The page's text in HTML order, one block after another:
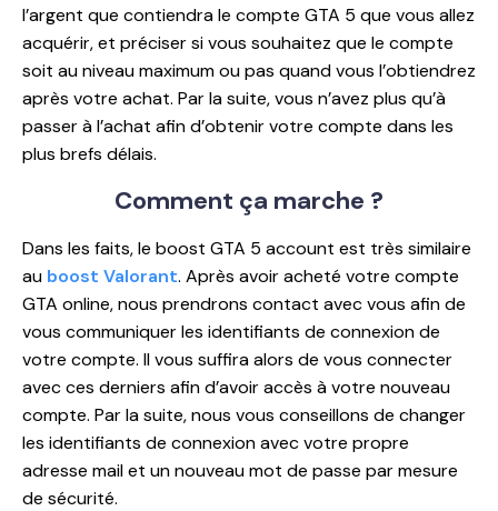
l’argent que contiendra le compte GTA 5 que vous allez
acquérir, et préciser si vous souhaitez que le compte
soit au niveau maximum ou pas quand vous l’obtiendrez
après votre achat. Par la suite, vous n’avez plus qu’à
passer à l’achat afin d’obtenir votre compte dans les
plus brefs délais.
Comment ça marche ?
Dans les faits, le boost GTA 5 account est très similaire
au boost Valorant. Après avoir acheté votre compte
GTA online, nous prendrons contact avec vous afin de
vous communiquer les identifiants de connexion de
votre compte. Il vous suffira alors de vous connecter
avec ces derniers afin d’avoir accès à votre nouveau
compte. Par la suite, nous vous conseillons de changer
les identifiants de connexion avec votre propre
adresse mail et un nouveau mot de passe par mesure
de sécurité.